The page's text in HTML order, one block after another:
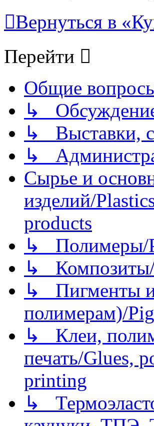
Вернуться в
Перейти
Общие
↳ Обсуждение
↳ Выставки,
↳
Сырье и
изделий/
products
↳ Полимеры/
↳ Композиты/
↳ Пигменты и
полимерам)/
↳ Клеи,
печать/Glues,
printing
↳